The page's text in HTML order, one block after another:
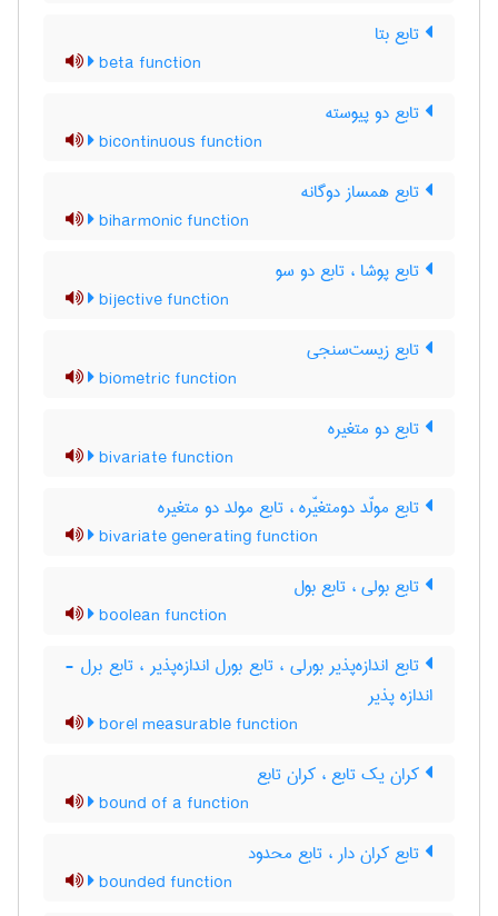
تابع بتا
beta function
تابع دو پیوسته
bicontinuous function
تابع همساز دوگانه
biharmonic function
تابع پوشا ، تابع دو سو
bijective function
تابع زیست‌سنجی
biometric function
تابع دو متغیره
bivariate function
تابع مولّد دومتغیّره ، تابع مولد دو متغیره
bivariate generating function
تابع بولی ، تابع بول
boolean function
تابع اندازه‌پذیر بورلی ، تابع بورل اندازه‌پذیر ، تابع برل -
اندازه پذیر
borel measurable function
کران یک تابع ، کران تابع
bound of a function
تابع کران دار ، تابع محدود
bounded function